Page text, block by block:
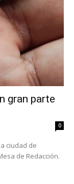
gran parte
0
ciudad de
Mesa de Redacción.